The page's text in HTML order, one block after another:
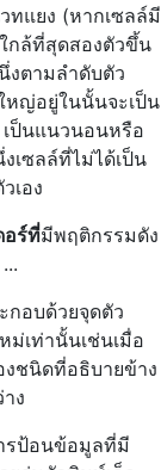
แยง (หากเซลล์มี
กล้ที่สุดสองตัวขึ้น
งตามลำดับตัว
ญ่อยู่ในนั้นจะเป็น
ป็นแนวนอนหรือ
เซลล์ที่ไม่ได้เป็น
เอง
อร์ที่มีพฤติกรรมดัง
...
กอบด้วยจุดตัว
เท่านั้นเช่นเมื่อ
งชนิดที่อธิบายข้าง
ง
รป้อนข้อมูลที่มี